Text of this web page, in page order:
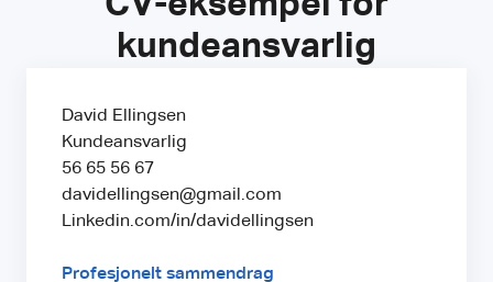
kundeansvarlig
David Ellingsen
Kundeansvarlig
56 65 56 67
davidellingsen@gmail.com
Linkedin.com/in/davidellingsen
Profesjonelt sammendrag